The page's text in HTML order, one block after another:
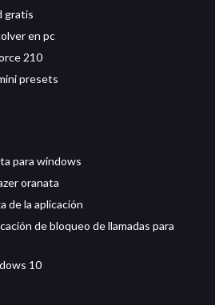
gratis
en pc
210
presets
para windows
oranata
de la aplicación
de bloqueo de llamadas para
10